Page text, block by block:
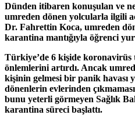
Dünden itibaren konuşulan ve
umreden dönen yolcularla ilgili
Dr. Fahrettin Koca, umreden
karantina mantığıyla öğrenci
Türkiye’de 6 kişide koronavirüs
önlemlerini artırdı. Ancak
kişinin gelmesi bir panik havası
dönenlerin evlerinden
bunu yeterli görmeyen Sağlık
karantina süreci başlattı.